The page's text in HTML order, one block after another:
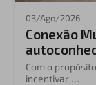
03/Ago/2026
Conexão
Com o
incentivar …